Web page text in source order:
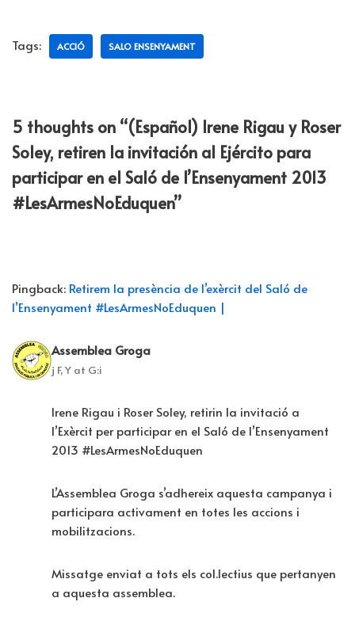
Tags: ACCIÓ SALO ENSENYAMENT
5 thoughts on “(Español) Irene Rigau y Roser
Soley, retiren la invitación al Ejército para
participar en el Saló de l’Ensenyament 2013
#LesArmesNoEduquen”
Pingback: Retirem la presència de l’exèrcit del Saló de
l’Ensenyament #LesArmesNoEduquen |
Assemblea Groga
j F, Y at G:i
Irene Rigau i Roser Soley, retirin la invitació a
l’Exèrcit per participar en el Saló de l’Ensenyament
2013 #LesArmesNoEduquen
L’Assemblea Groga s’adhereix aquesta campanya i
participara activament en totes les accions i
mobilitzacions.
Missatge enviat a tots els col.lectius que pertanyen
a aquesta assemblea.